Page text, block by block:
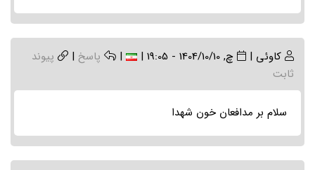
کاوئی | چ, 1404/10/10 - 19:05 |
| پاسخ |
پیوند
ثابت
سلام بر مدافعان خون شهدا